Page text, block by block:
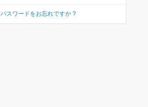
パスワードをお忘れですか ?